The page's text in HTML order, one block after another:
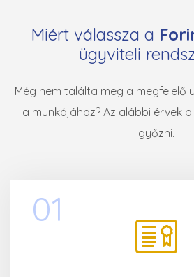
Miért válassza a
ügyviteli
Még nem találta meg a megfelelő
a munkájához? Az alábbi érvek
győzni.
01